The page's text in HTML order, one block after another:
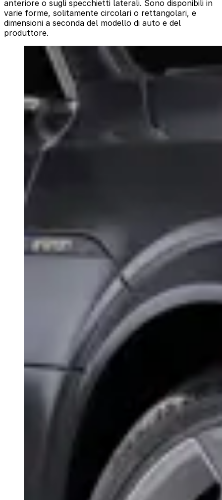
anteriore o sugli specchietti laterali. Sono disponibili in
varie forme, solitamente circolari o rettangolari, e
dimensioni a seconda del modello di auto e del
produttore.